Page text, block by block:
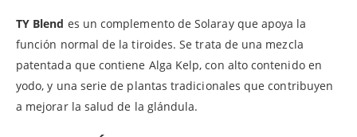
TY Blend es un complemento de Solaray que apoya la
función normal de la tiroides. Se trata de una mezcla
patentada que contiene Alga Kelp, con alto contenido en
yodo, y una serie de plantas tradicionales que contribuyen
a mejorar la salud de la glándula.